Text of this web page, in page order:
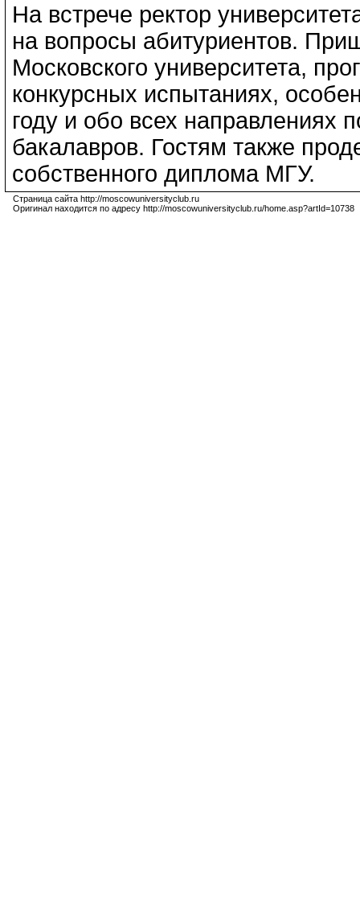
На встрече ректор
на вопросы абитуриентов.
Московского университета,
конкурсных испытаниях,
году и обо всех направлениях
бакалавров. Гостям также
собственного диплома МГУ.
Страница сайта http://moscowuniversityclub.ru
Оригинал находится по адресу http://moscowuniversityclub.ru/home.asp?artId=10738